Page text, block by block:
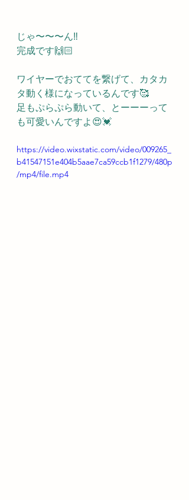
じゃ〜〜〜ん‼️
完成です🙌🏻
ワイヤーでおててを繋げて、カタカ
タ動く様になっているんです🥰
足もぷらぷら動いて、とーーーって
も可愛いんですよ😍💓
https://video.wixstatic.com/video/009265_
b41547151e404b5aae7ca59ccb1f1279/480p
/mp4/file.mp4